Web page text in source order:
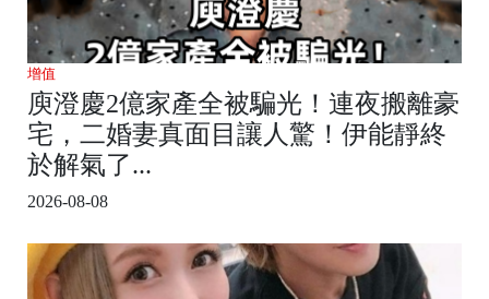
增值
庾澄慶2億家產全被騙光！連夜搬離豪
宅，二婚妻真面目讓人驚！伊能靜終
於解氣了...
2026-08-08